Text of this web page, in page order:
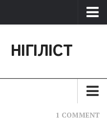
НІГІЛІСТ
1 COMMENT